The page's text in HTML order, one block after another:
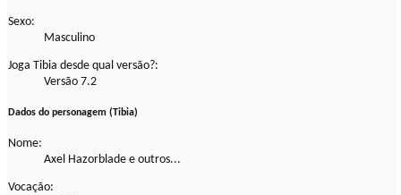
Sexo:
Masculino
Joga Tibia desde qual versão?:
Versão 7.2
Dados do personagem (Tibia)
Nome:
Axel Hazorblade e outros...
Vocação: